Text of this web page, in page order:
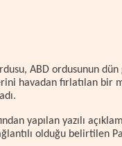
ABD ordusunun
havadan fırlatılan bir
yapılan yazılı
olduğu belirtilen